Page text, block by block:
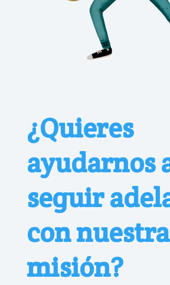
¿Quieres
ayudarnos
seguir
con nuestra
misión?